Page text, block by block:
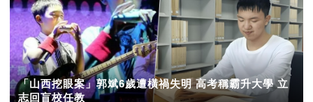
「山西挖眼案」郭斌6歲遭橫禍失明 高考稱霸升大學 立
志回盲校任教